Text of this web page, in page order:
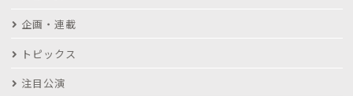
企画・連載
トピックス
注目公演